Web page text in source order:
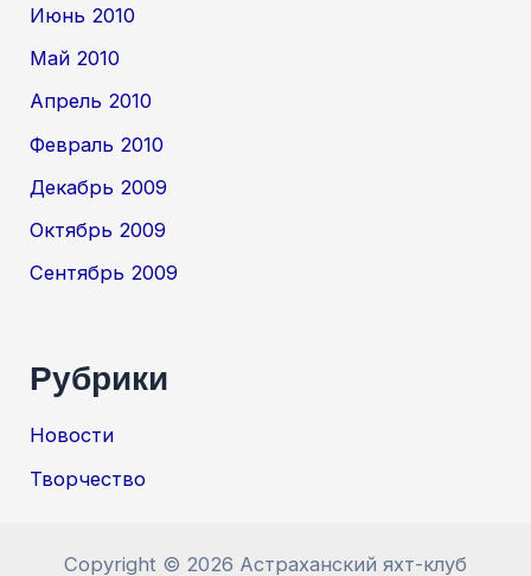
Июнь 2010
Май 2010
Апрель 2010
Февраль 2010
Декабрь 2009
Октябрь 2009
Сентябрь 2009
Рубрики
Новости
Творчество
Copyright © 2026 Астраханский яхт-клуб